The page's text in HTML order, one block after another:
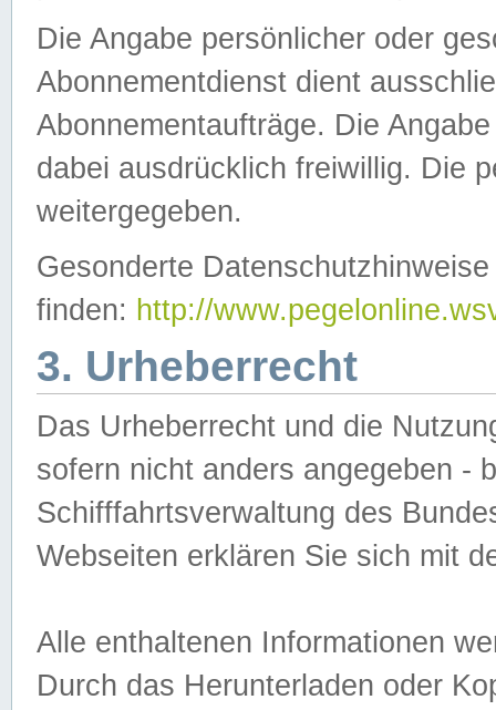
Die Angabe persönlicher oder
Abonnementdienst dient
Abonnementaufträge. Die
dabei ausdrücklich freiwillig. Die
weitergegeben.
Gesonderte
finden: http://
3. Urheberrecht
Das Urheberrecht und die
sofern nicht anders angegeben -
Schifffahrtsverwaltung des
Webseiten erklären Sie sich mit
Alle enthaltenen Informationen
Durch das Herunterladen oder